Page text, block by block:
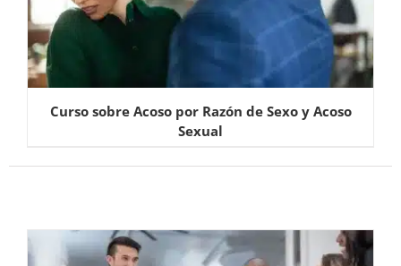
Curso sobre Acoso por Razón de Sexo y Acoso
Sexual